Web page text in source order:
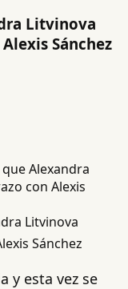
Litvinova
Sánchez
Litvinova
Sánchez
y esta vez se